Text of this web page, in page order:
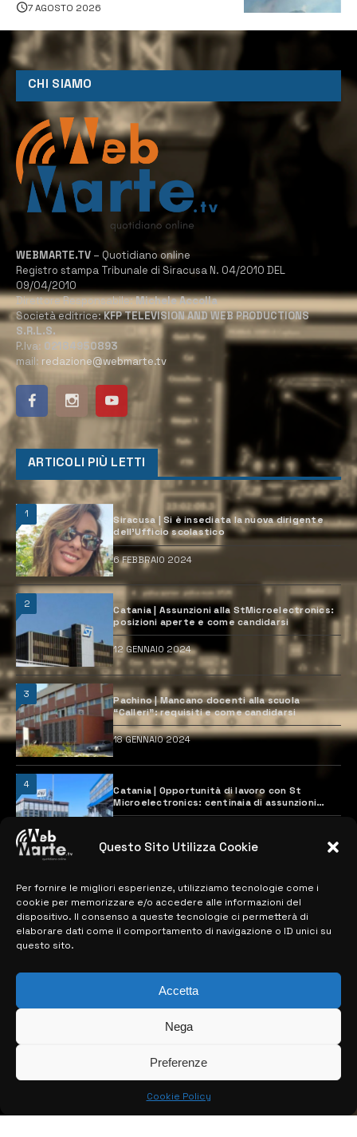
Questo Sito Utilizza Cookie
Per fornire le migliori esperienze, utilizziamo tecnologie come i
cookie per memorizzare e/o accedere alle informazioni del
dispositivo. Il consenso a queste tecnologie ci permetterà di
elaborare dati come il comportamento di navigazione o ID unici su
questo sito.
Accetta
Nega
Preferenze
Cookie Policy
7 AGOSTO 2026
CHI SIAMO
WEBMARTE.TV – Quotidiano online
Registro stampa Tribunale di Siracusa N. 04/2010 DEL
09/04/2010
Direttore Responsabile:Michele Accolla
Società editrice:KFP TELEVISION AND WEB PRODUCTIONS
S.R.L.S.
P.Iva: 02184950893
mail: redazione@webmarte.tv
ARTICOLI PIÙ LETTI
1
Siracusa | Si è insediata la nuova dirigente
dell’Ufficio scolastico
6 FEBBRAIO 2024
2
Catania | Assunzioni alla StMicroelectronics:
posizioni aperte e come candidarsi
12 GENNAIO 2024
3
Pachino | Mancano docenti alla scuola
“Calleri”: requisiti e come candidarsi
18 GENNAIO 2024
4
Catania | Opportunità di lavoro con St
Microelectronics: centinaia di assunzioni
previste
MAPPA DEL SITO
> NOTIZIE